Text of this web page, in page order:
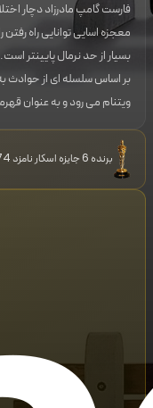
فارست گامپ مادرزاد دچار
معجزه اسایی توانایی راه
بسیار از حد نرمال پایینتر
بر اساس سلسله ای از حوادث
ویتنام می رود و به عنوان
برنده 6 جایزه اسکار نامزد 74 جایزه و برنده 51 جایزه دیگر